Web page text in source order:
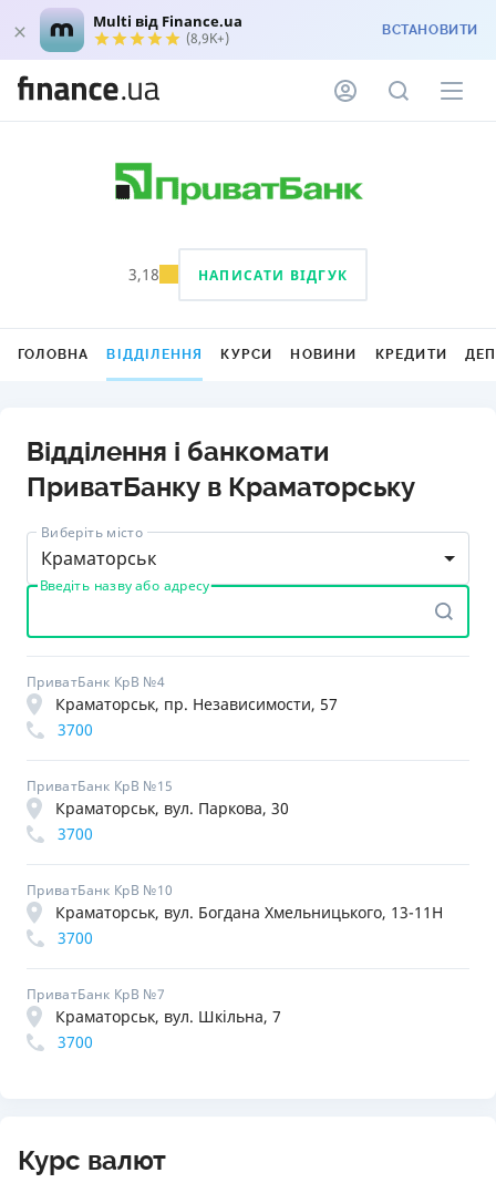
Multi від Finance.ua
(8,9K+) ВСТАНОВИТИ
3,18 НАПИСАТИ ВІДГУК
ГОЛОВНА ВІДДІЛЕННЯ КУРСИ НОВИНИ КРЕДИТИ
Відділення і банкомати
ПриватБанку в Краматорську
Виберіть місто
Краматорськ
Введіть назву або адресу
ПриватБанк КрВ №4
Краматорськ, пр. Независимости, 57
3700
ПриватБанк КрВ №15
Краматорськ, вул. Паркова, 30
3700
ПриватБанк КрВ №10
Краматорськ, вул. Богдана Хмельницького, 13-11Н
3700
ПриватБанк КрВ №7
Краматорськ, вул. Шкільна, 7
3700
Курс валют